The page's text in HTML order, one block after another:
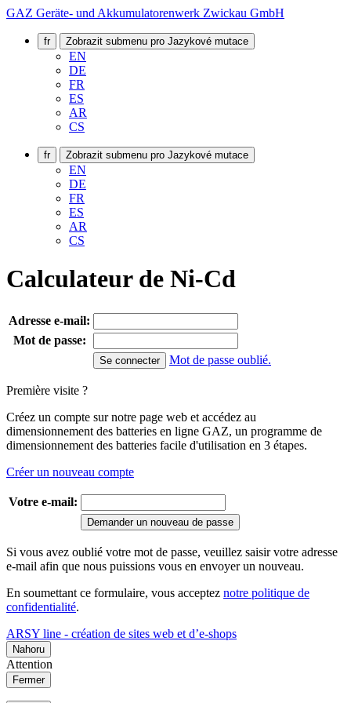
GAZ Geräte- und Akkumulatorenwerk Zwickau GmbH
fr Zobrazit submenu pro Jazykové mutace
EN
DE
FR
ES
AR
CS
fr Zobrazit submenu pro Jazykové mutace
EN
DE
FR
ES
AR
CS
Calculateur de Ni-Cd
Adresse e-mail:
Mot de passe:
Mot de passe oublié.
Première visite ?
Créez un compte sur notre page web et accédez au
dimensionnement des batteries en ligne GAZ, un programme de
dimensionnement des batteries facile d'utilisation en 3 étapes.
Créer un nouveau compte
Votre e-mail:
Demander un nouveau de passe
Si vous avez oublié votre mot de passe, veuillez saisir votre adresse
e-mail afin que nous puissions vous en envoyer un nouveau.
En soumettant ce formulaire, vous acceptez notre politique de
confidentialité.
ARSY line - création de sites web et d’e-shops
Nahoru
Attention
Fermer